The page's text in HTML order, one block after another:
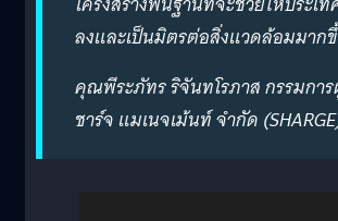
ลงและเป็นมิตรต่อสิ่งแวดล้อมมาก
คุณพีระภัทร ริจันทโรภาส กรรมกา
ชาร์จ แมเนจเม้นท์ จำกัด